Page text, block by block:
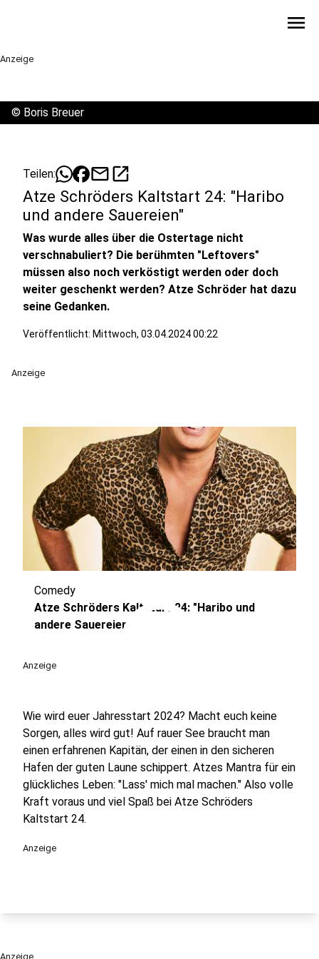
menu
Anzeige
© Boris Breuer
Teilen: mailopen_in_new
Atze Schröders Kaltstart 24: "Haribo
und andere Sauereien"
Was wurde alles über die Ostertage nicht
verschnabuliert? Die berühmten "Leftovers"
müssen also noch verköstigt werden oder doch
weiter geschenkt werden? Atze Schröder hat dazu
seine Gedanken.
Veröffentlicht: Mittwoch, 03.04.2024 00:22
Anzeige
play_circle
Comedy
Atze Schröders Kaltstart 24: "Haribo und
andere Sauereien"
Anzeige
Wie wird euer Jahresstart 2024? Macht euch keine
Sorgen, alles wird gut! Auf rauer See braucht man
einen erfahrenen Kapitän, der einen in den sicheren
Hafen der guten Laune schippert. Atzes Mantra für ein
glückliches Leben: "Lass' mich mal machen." Also volle
Kraft voraus und viel Spaß bei Atze Schröders
Kaltstart 24.
Anzeige
Anzeige